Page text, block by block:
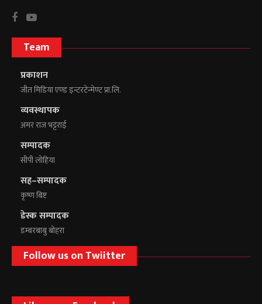
Team
प्रकाशन
जीत मिडिया एण्ड इन्टरटेन्मेण्ट प्रा.लि.
व्यवस्थापक
अमर राज भट्टराई
सम्पादक
सीपी लोहिया
सह–सम्पादक
कृष्ण बिष्ट
डेस्क सम्पादक
डम्बरबाबु बोहरा
Follow us on Twiitter